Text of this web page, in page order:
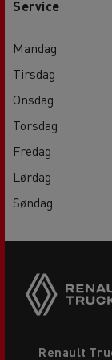
Service
Mandag
Tirsdag
Onsdag
Torsdag
Fredag
Lørdag
Søndag
menu
Renault